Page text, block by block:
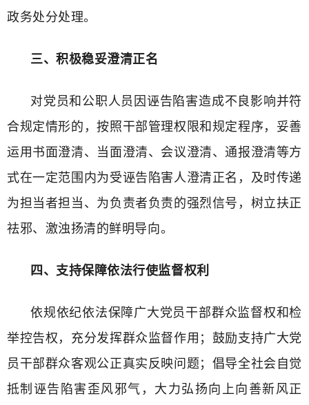
政务处分处理。
三、积极稳妥澄清正名
对党员和公职人员因诬告陷害造成不良影响并符
合规定情形的，按照干部管理权限和规定程序，妥善
运用书面澄清、当面澄清、会议澄清、通报澄清等方
式在一定范围内为受诬告陷害人澄清正名，及时传递
为担当者担当、为负责者负责的强烈信号，树立扶正
祛邪、激浊扬清的鲜明导向。
四、支持保障依法行使监督权利
依规依纪依法保障广大党员干部群众监督权和检
举控告权，充分发挥群众监督作用；鼓励支持广大党
员干部群众客观公正真实反映问题；倡导全社会自觉
抵制诬告陷害歪风邪气，大力弘扬向上向善新风正